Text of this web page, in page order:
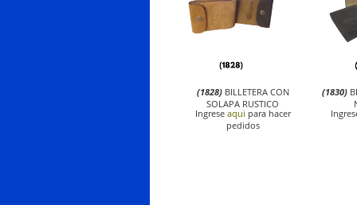
(1828) BILLETERA CON
SOLAPA RUSTICO
Ingrese aqui para hacer
pedidos
(1830)